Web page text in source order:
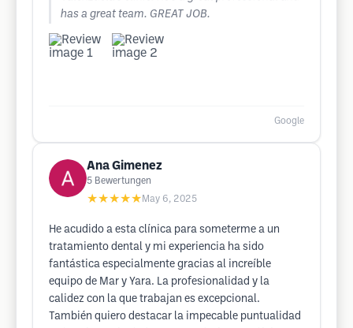
has a great team. GREAT JOB.
Google
Ana Gimenez
5 Bewertungen
★★★★★ May 6, 2025
He acudido a esta clínica para someterme a un
tratamiento dental y mi experiencia ha sido
fantástica especialmente gracias al increíble
equipo de Mar y Yara. La profesionalidad y la
calidez con la que trabajan es excepcional.
También quiero destacar la impecable puntualidad